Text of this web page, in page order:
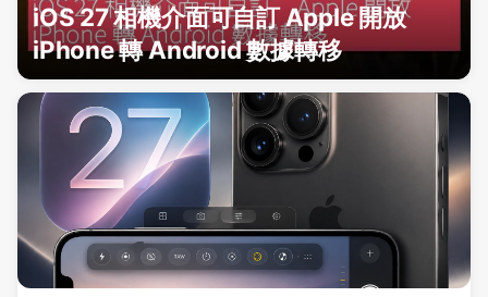
iOS 27 相機介面可自訂 Apple 開放
iPhone 轉 Android 數據轉移